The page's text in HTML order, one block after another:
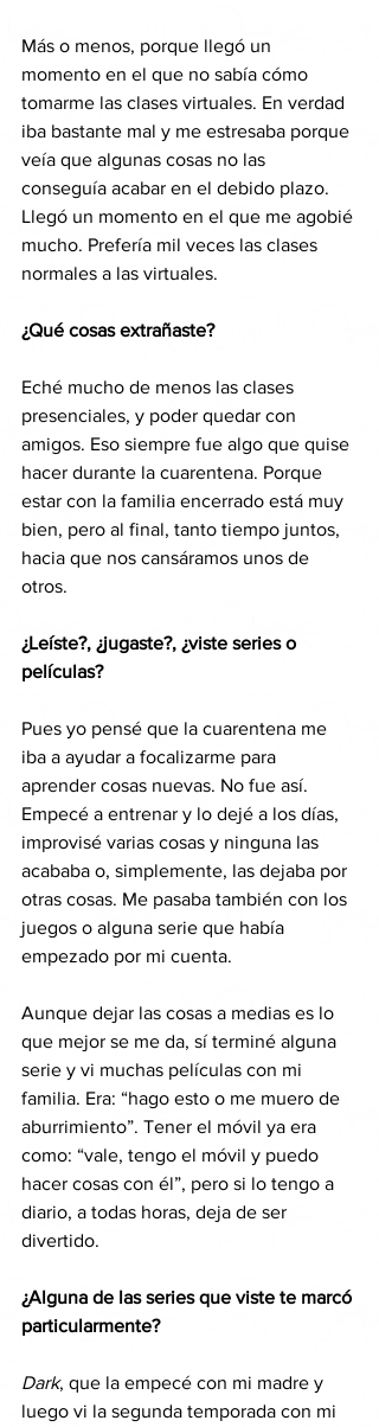
Más o menos, porque llegó un
momento en el que no sabía cómo
tomarme las clases virtuales. En verdad
iba bastante mal y me estresaba porque
veía que algunas cosas no las
conseguía acabar en el debido plazo.
Llegó un momento en el que me agobié
mucho. Prefería mil veces las clases
normales a las virtuales.
¿Qué cosas extrañaste?
Eché mucho de menos las clases
presenciales, y poder quedar con
amigos. Eso siempre fue algo que quise
hacer durante la cuarentena. Porque
estar con la familia encerrado está muy
bien, pero al final, tanto tiempo juntos,
hacia que nos cansáramos unos de
otros.
¿Leíste?, ¿jugaste?, ¿viste series o
películas?
Pues yo pensé que la cuarentena me
iba a ayudar a focalizarme para
aprender cosas nuevas. No fue así.
Empecé a entrenar y lo dejé a los días,
improvisé varias cosas y ninguna las
acababa o, simplemente, las dejaba por
otras cosas. Me pasaba también con los
juegos o alguna serie que había
empezado por mi cuenta.
Aunque dejar las cosas a medias es lo
que mejor se me da, sí terminé alguna
serie y vi muchas películas con mi
familia. Era: “hago esto o me muero de
aburrimiento”. Tener el móvil ya era
como: “vale, tengo el móvil y puedo
hacer cosas con él”, pero si lo tengo a
diario, a todas horas, deja de ser
divertido.
¿Alguna de las series que viste te marcó
particularmente?
Dark, que la empecé con mi madre y
luego vi la segunda temporada con mi